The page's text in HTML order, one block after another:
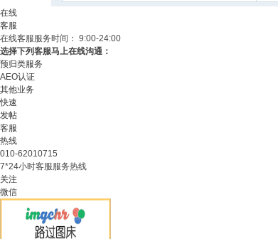
在线
客服
在线客服服务时间： 9:00-24:00
选择下列客服马上在线沟通：
预归类服务
AEO认证
其他业务
快速
发帖
客服
热线
010-62010715
7*24小时客服服务热线
关注
微信